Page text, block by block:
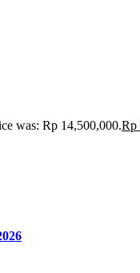
was: Rp 14,500,000.Rp